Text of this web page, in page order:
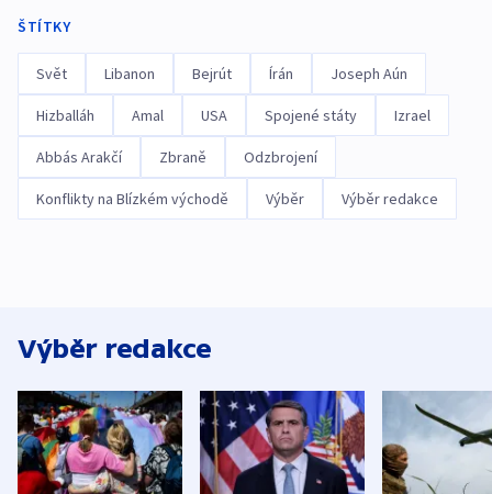
ŠTÍTKY
Svět Libanon Bejrút Írán Joseph Aún
Hizballáh Amal USA Spojené státy Izrael
Abbás Arakčí Zbraně Odzbrojení
Konflikty na Blízkém východě Výběr Výběr redakce
Výběr redakce